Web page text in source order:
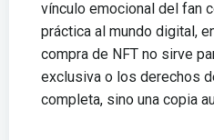
vínculo emocional del fan
práctica al mundo digital,
compra de NFT no sirve
exclusiva o los derechos
completa, sino una copia